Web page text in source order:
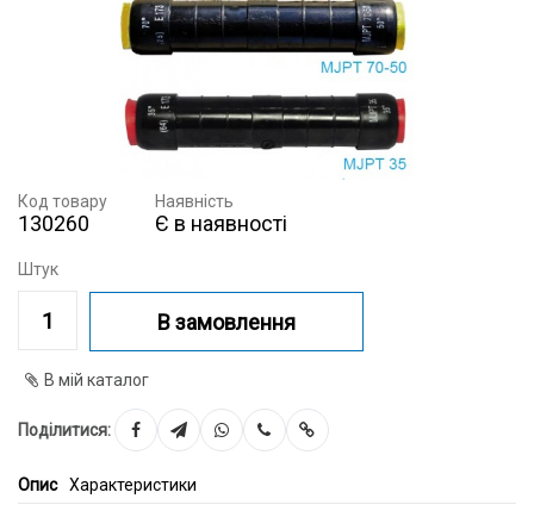
Код товару
130260
Наявність
Є в наявності
Штук
В замовлення
В мій каталог
Поділитися:
Опис Характеристики